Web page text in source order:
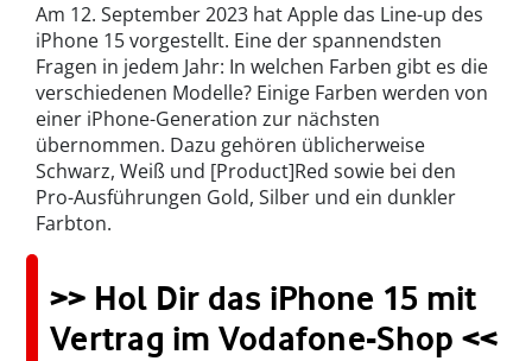
Am 12. September 2023 hat Apple das Line-up des
iPhone 15 vorgestellt. Eine der spannendsten
Fragen in jedem Jahr: In welchen Farben gibt es die
verschiedenen Modelle? Einige Farben werden von
einer iPhone-Generation zur nächsten
übernommen. Dazu gehören üblicherweise
Schwarz, Weiß und [Product]Red sowie bei den
Pro-Ausführungen Gold, Silber und ein dunkler
Farbton.
>> Hol Dir das iPhone 15 mit
Vertrag im Vodafone-Shop <<